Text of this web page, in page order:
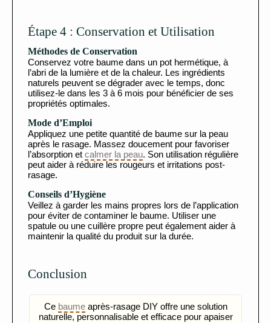
Étape 4 : Conservation et Utilisation
Méthodes de Conservation
Conservez votre baume dans un pot hermétique, à
l’abri de la lumière et de la chaleur. Les ingrédients
naturels peuvent se dégrader avec le temps, donc
utilisez-le dans les 3 à 6 mois pour bénéficier de ses
propriétés optimales.
Mode d’Emploi
Appliquez une petite quantité de baume sur la peau
après le rasage. Massez doucement pour favoriser
l’absorption et calmer la peau. Son utilisation régulière
peut aider à réduire les rougeurs et irritations post-
rasage.
Conseils d’Hygiène
Veillez à garder les mains propres lors de l’application
pour éviter de contaminer le baume. Utiliser une
spatule ou une cuillère propre peut également aider à
maintenir la qualité du produit sur la durée.
Conclusion
Ce baumeaprès-rasage DIY offre une solution
naturelle, personnalisable et efficace pour apaiser